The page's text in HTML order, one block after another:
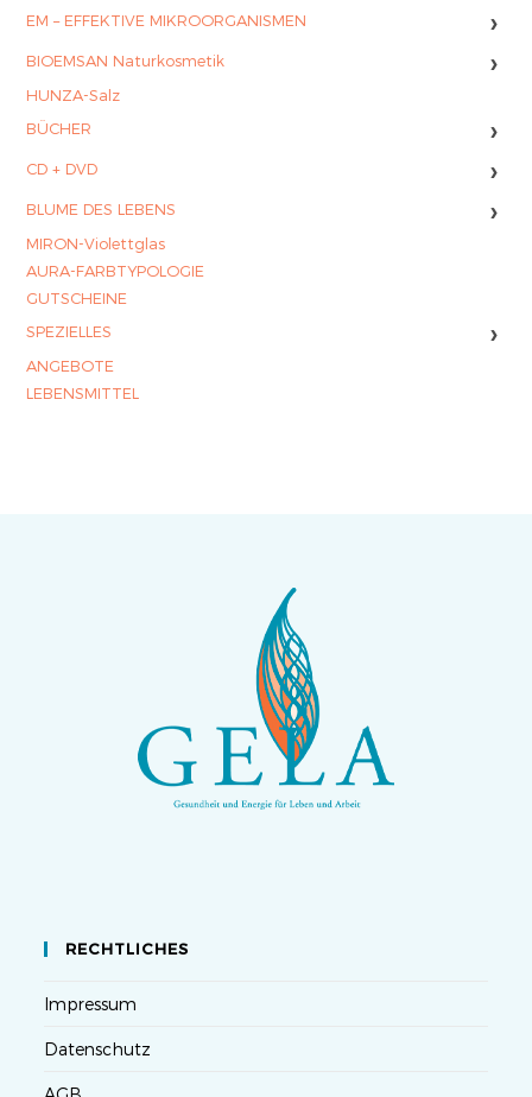
EM – EFFEKTIVE MIKROORGANISMEN
›
BIOEMSAN Naturkosmetik ›
HUNZA-Salz
BÜCHER
›
CD + DVD ›
BLUME DES LEBENS ›
MIRON-Violettglas
AURA-FARBTYPOLOGIE
GUTSCHEINE
SPEZIELLES
›
ANGEBOTE
LEBENSMITTEL
RECHTLICHES
Impressum
Datenschutz